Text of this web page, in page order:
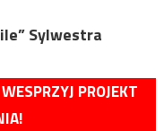
Sylwestra
PROJEKT